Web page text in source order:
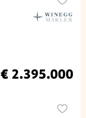
€ 2.395.000